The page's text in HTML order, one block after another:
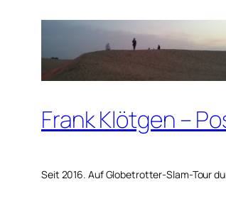
springen
Frank Klötgen –
Seit 2016. Auf Globetrotter-Slam-Tour